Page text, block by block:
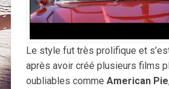
Le style fut très prolifique et
après avoir créé plusieurs films
oubliables comme American Pie